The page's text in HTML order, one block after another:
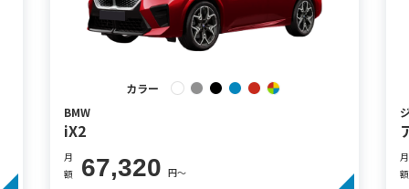
カラー
BMW
iX2
月
額
67,320 円〜
月
額